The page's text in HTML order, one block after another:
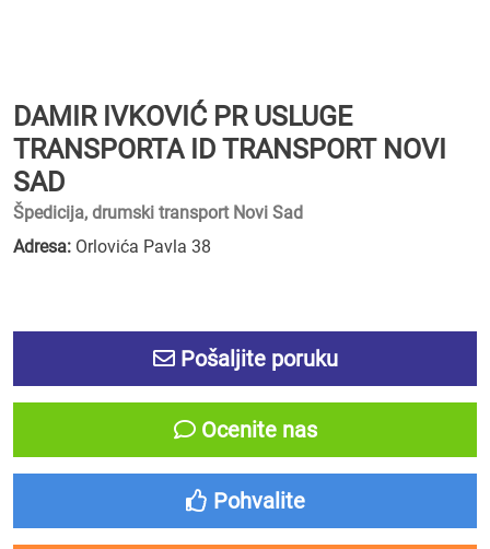
DAMIR IVKOVIĆ PR USLUGE
TRANSPORTA ID TRANSPORT NOVI
SAD
Špedicija, drumski transport Novi Sad
Adresa: Orlovića Pavla 38
Pošaljite poruku
Ocenite nas
Pohvalite